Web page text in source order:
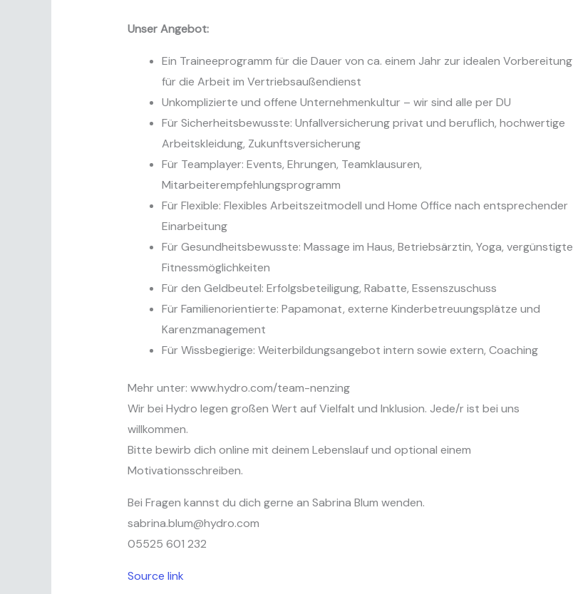
Unser Angebot:
Ein Traineeprogramm für die Dauer von ca. einem Jahr zur idealen Vorbereitung
für die Arbeit im Vertriebsaußendienst
Unkomplizierte und offene Unternehmenkultur – wir sind alle per DU
Für Sicherheitsbewusste: Unfallversicherung privat und beruflich, hochwertige
Arbeitskleidung, Zukunftsversicherung
Für Teamplayer: Events, Ehrungen, Teamklausuren,
Mitarbeiterempfehlungsprogramm
Für Flexible: Flexibles Arbeitszeitmodell und Home Office nach entsprechender
Einarbeitung
Für Gesundheitsbewusste: Massage im Haus, Betriebsärztin, Yoga, vergünstigte
Fitnessmöglichkeiten
Für den Geldbeutel: Erfolgsbeteiligung, Rabatte, Essenszuschuss
Für Familienorientierte: Papamonat, externe Kinderbetreuungsplätze und
Karenzmanagement
Für Wissbegierige: Weiterbildungsangebot intern sowie extern, Coaching
Mehr unter: www.hydro.com/team-nenzing
Wir bei Hydro legen großen Wert auf Vielfalt und Inklusion. Jede/r ist bei uns
willkommen.
Bitte bewirb dich online mit deinem Lebenslauf und optional einem
Motivationsschreiben.
Bei Fragen kannst du dich gerne an Sabrina Blum wenden.
sabrina.blum@hydro.com
05525 601 232
Source link